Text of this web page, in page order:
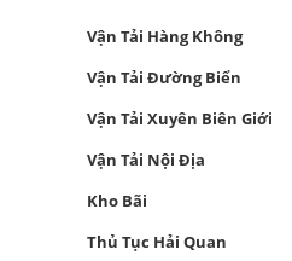
Vận Tải Hàng Không
Vận Tải Đường Biển
Vận Tải Xuyên Biên Giới
Vận Tải Nội Địa
Kho Bãi
Thủ Tục Hải Quan